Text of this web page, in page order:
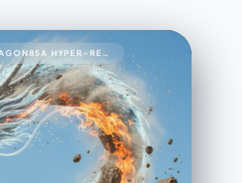
THE DRAGON85A HYPER-REALISTIC 8K CINEMATIC UP-CLOSE